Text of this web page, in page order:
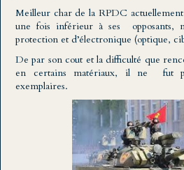
Meilleur char de la RPDC
une fois inférieur à ses opposants,
protection et d’électronique (optique,
De par son cout et la difficulté que
en certains matériaux, il ne fut
exemplaires.